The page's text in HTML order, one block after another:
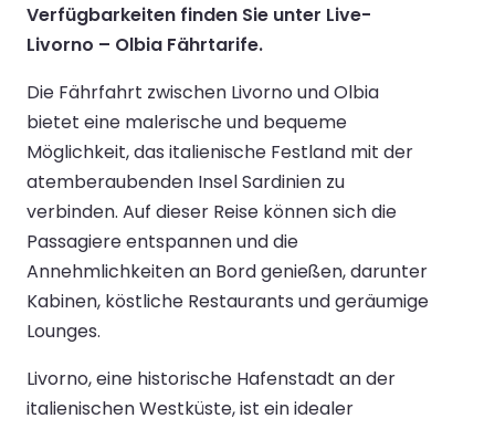
Verfügbarkeiten finden Sie unter Live-
Livorno – Olbia Fährtarife.
Die Fährfahrt zwischen Livorno und Olbia
bietet eine malerische und bequeme
Möglichkeit, das italienische Festland mit der
atemberaubenden Insel Sardinien zu
verbinden. Auf dieser Reise können sich die
Passagiere entspannen und die
Annehmlichkeiten an Bord genießen, darunter
Kabinen, köstliche Restaurants und geräumige
Lounges.
Livorno, eine historische Hafenstadt an der
italienischen Westküste, ist ein idealer